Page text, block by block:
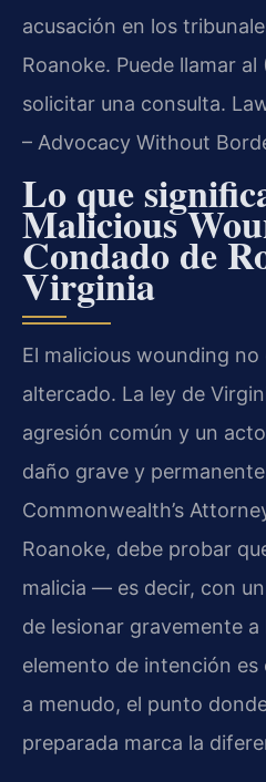
acusación en los
Roanoke. Puede llamar
solicitar una consulta.
– Advocacy Without
Lo que
Malicious
Condado de
Virginia
El malicious wounding no
altercado. La ley de
agresión común y un
daño grave y
Commonwealth’s
Roanoke, debe probar
malicia — es decir, con
de lesionar gravemente
elemento de intención es
a menudo, el punto
preparada marca la